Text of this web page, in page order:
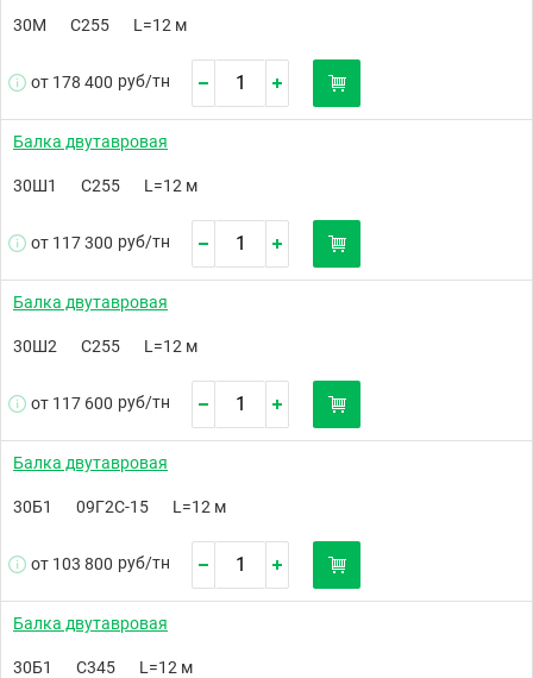
30М С255 L=12 м
от 178 400 руб/тн
Балка двутавровая
30Ш1 С255 L=12 м
от 117 300 руб/тн
Балка двутавровая
30Ш2 С255 L=12 м
от 117 600 руб/тн
Балка двутавровая
30Б1 09Г2С-15 L=12 м
от 103 800 руб/тн
Балка двутавровая
30Б1 С345 L=12 м